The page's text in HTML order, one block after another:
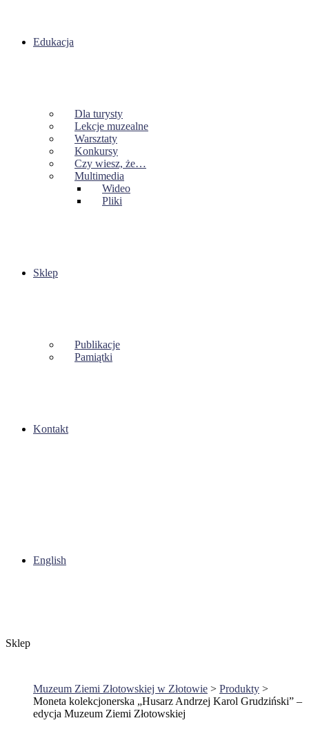
Edukacja
Dla turysty
Lekcje muzealne
Warsztaty
Konkursy
Czy wiesz, że…
Multimedia
Wideo
Pliki
Sklep
Publikacje
Pamiątki
Kontakt
English
Sklep
Muzeum Ziemi Złotowskiej w Złotowie > Produkty >
Moneta kolekcjonerska „Husarz Andrzej Karol Grudziński” –
edycja Muzeum Ziemi Złotowskiej